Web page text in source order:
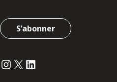
S'abonner
Instagram
Twitter
LinkedIn